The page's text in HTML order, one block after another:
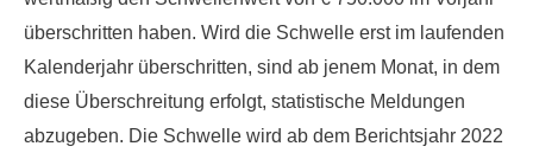
überschritten haben. Wird die Schwelle erst im laufenden
Kalenderjahr überschritten, sind ab jenem Monat, in dem
diese Überschreitung erfolgt, statistische Meldungen
abzugeben. Die Schwelle wird ab dem Berichtsjahr 2022